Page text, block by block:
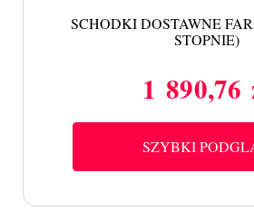
SCHODKI DOSTAWNE
STOPNIE)
Cena
1 890,76
SZYBKI